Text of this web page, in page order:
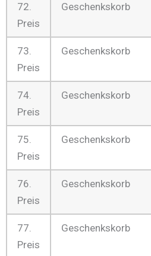
72.
Preis
Geschenkskorb
73.
Preis
Geschenkskorb
74.
Preis
Geschenkskorb
75.
Preis
Geschenkskorb
76.
Preis
Geschenkskorb
77.
Preis
Geschenkskorb